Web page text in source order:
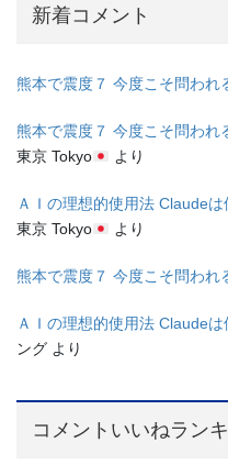
新着コメント
熊本で震度７ 今度こそ問われ
熊本で震度７ 今度こそ問われ
東京 Tokyo
より
ＡＩの理想的使用法 Claudeは
東京 Tokyo
より
熊本で震度７ 今度こそ問われ
ＡＩの理想的使用法 Claudeは
ング より
コメントいいねラン